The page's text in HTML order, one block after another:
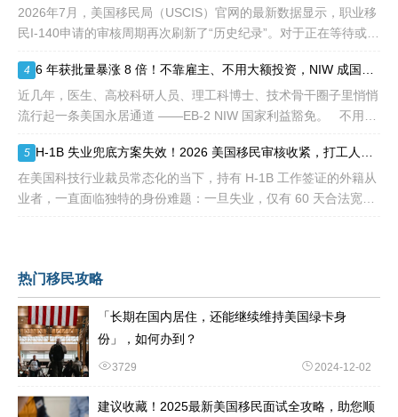
2026年7月，美国移民局（USCIS）官网的最新数据显示，职业移
民I-140申请的审核周期再次刷新了“历史纪录”。对于正在等待或计
说，这
4
近几年，医生、高校科研人员、理工科博士、技术骨干圈子里悄悄
流行起一条美国永居通道 ——EB-2 NIW 国家利益豁免。 不用提
5
在美国科技行业裁员常态化的当下，持有 H-1B 工作签证的外籍从
业者，一直面临独特的身份难题：一旦失业，仅有 60 天合法宽限
热门移民攻略
「长期在国内居住，还能继续维持美国绿卡身
份」，如何办到？
3729 2024-12-02
建议收藏！2025最新美国移民面试全攻略，助您顺